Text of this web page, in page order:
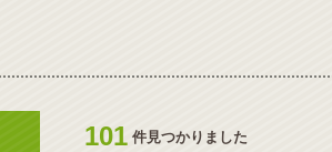
101 件見つかりました